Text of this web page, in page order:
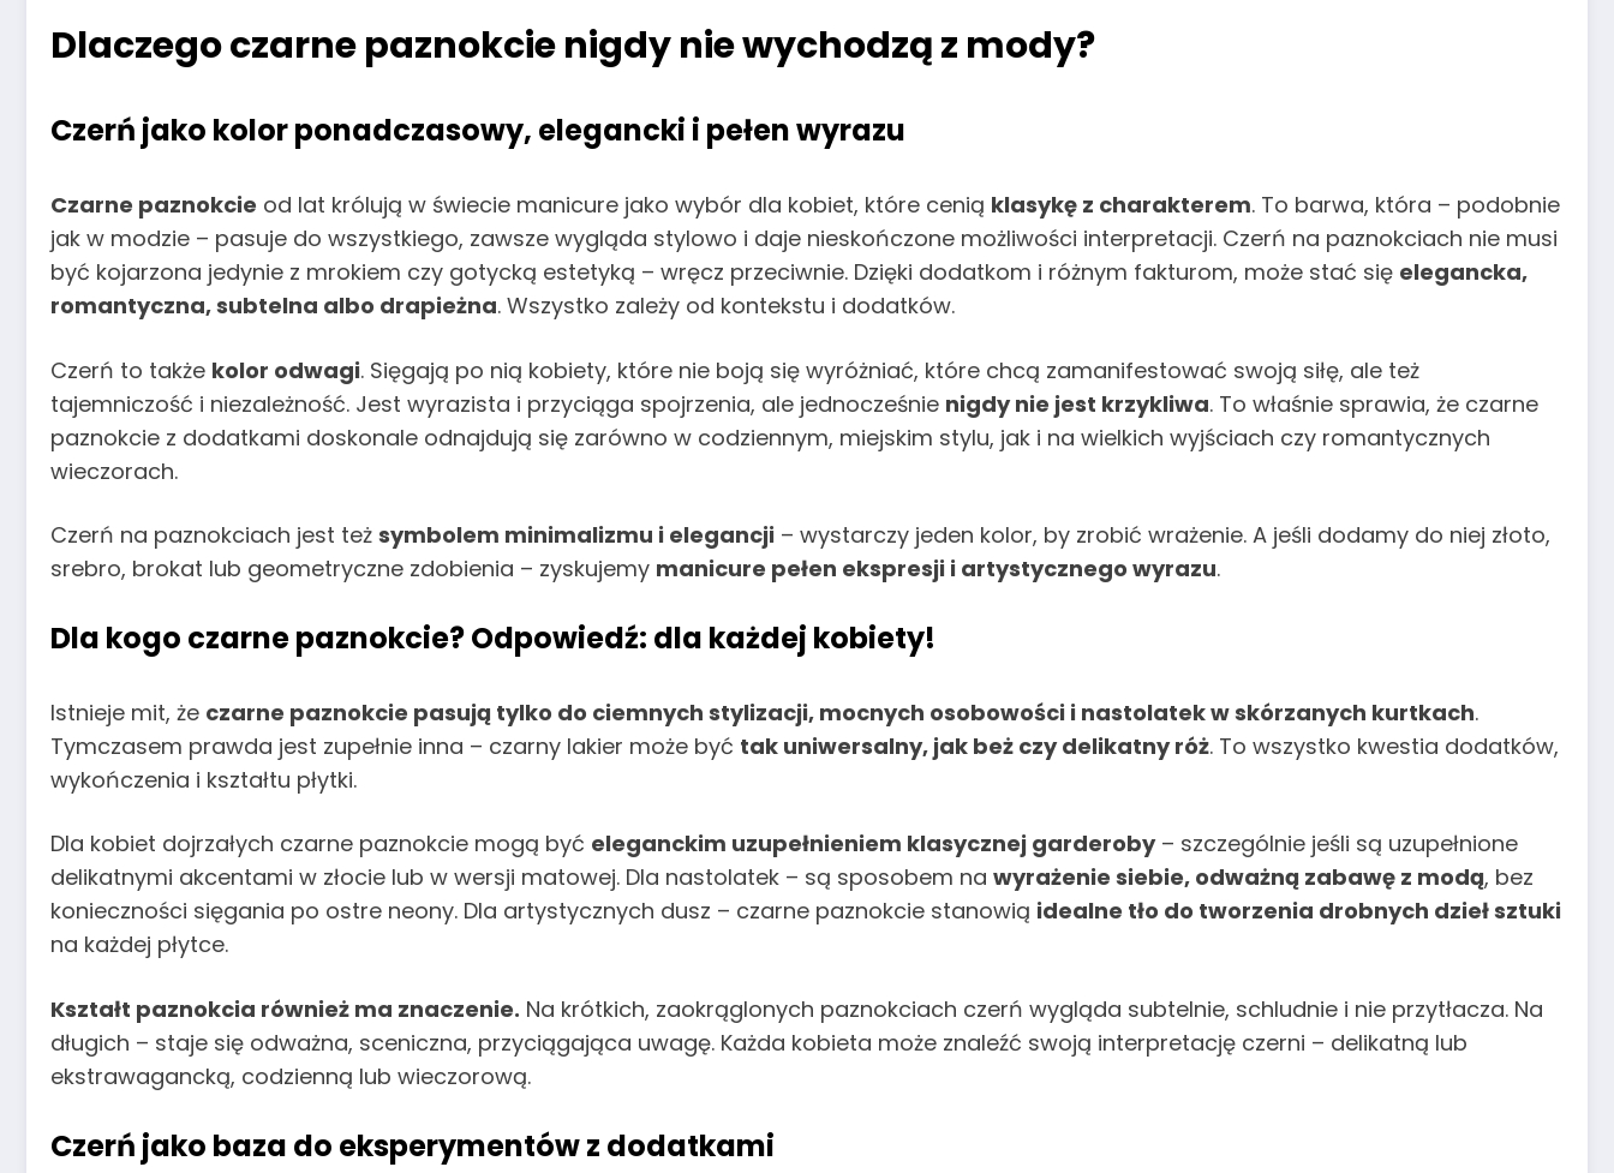
Dlaczego czarne paznokcie nigdy nie wychodzą z mody?
Czerń jako kolor ponadczasowy, elegancki i pełen wyrazu
Czarne paznokcie od lat królują w świecie manicure jako wybór dla kobiet, które cenią klasykę z charakterem. To barwa, która – podobnie
jak w modzie – pasuje do wszystkiego, zawsze wygląda stylowo i daje nieskończone możliwości interpretacji. Czerń na paznokciach nie musi
być kojarzona jedynie z mrokiem czy gotycką estetyką – wręcz przeciwnie. Dzięki dodatkom i różnym fakturom, może stać się elegancka,
romantyczna, subtelna albo drapieżna. Wszystko zależy od kontekstu i dodatków.
Czerń to także kolor odwagi. Sięgają po nią kobiety, które nie boją się wyróżniać, które chcą zamanifestować swoją siłę, ale też
tajemniczość i niezależność. Jest wyrazista i przyciąga spojrzenia, ale jednocześnie nigdy nie jest krzykliwa. To właśnie sprawia, że czarne
paznokcie z dodatkami doskonale odnajdują się zarówno w codziennym, miejskim stylu, jak i na wielkich wyjściach czy romantycznych
wieczorach.
Czerń na paznokciach jest też symbolem minimalizmu i elegancji – wystarczy jeden kolor, by zrobić wrażenie. A jeśli dodamy do niej złoto,
srebro, brokat lub geometryczne zdobienia – zyskujemy manicure pełen ekspresji i artystycznego wyrazu.
Dla kogo czarne paznokcie? Odpowiedź: dla każdej kobiety!
Istnieje mit, że czarne paznokcie pasują tylko do ciemnych stylizacji, mocnych osobowości i nastolatek w skórzanych kurtkach.
Tymczasem prawda jest zupełnie inna – czarny lakier może być tak uniwersalny, jak beż czy delikatny róż. To wszystko kwestia dodatków,
wykończenia i kształtu płytki.
Dla kobiet dojrzałych czarne paznokcie mogą być eleganckim uzupełnieniem klasycznej garderoby– szczególnie jeśli są uzupełnione
delikatnymi akcentami w złocie lub w wersji matowej. Dla nastolatek – są sposobem na wyrażenie siebie, odważną zabawę z modą, bez
konieczności sięgania po ostre neony. Dla artystycznych dusz – czarne paznokcie stanowią idealne tło do tworzenia drobnych dzieł sztuki
na każdej płytce.
Kształt paznokcia również ma znaczenie. Na krótkich, zaokrąglonych paznokciach czerń wygląda subtelnie, schludnie i nie przytłacza. Na
długich – staje się odważna, sceniczna, przyciągająca uwagę. Każda kobieta może znaleźć swoją interpretację czerni – delikatną lub
ekstrawagancką, codzienną lub wieczorową.
Czerń jako baza do eksperymentów z dodatkami